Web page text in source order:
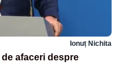
Ionuț Nichita
afaceri despre